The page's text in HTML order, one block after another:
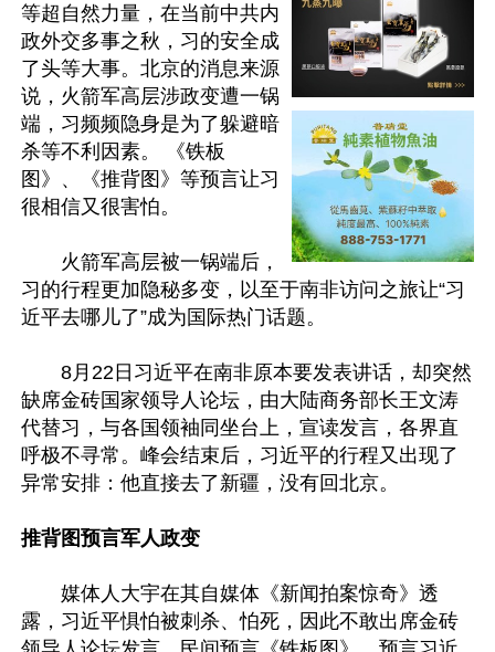
等超自然力量，在当前中共内
政外交多事之秋，习的安全成
了头等大事。北京的消息来源
说，火箭军高层涉政变遭一锅
端，习频频隐身是为了躲避暗
杀等不利因素。 《铁板
图》、《推背图》等预言让习
很相信又很害怕。
火箭军高层被一锅端后，
习的行程更加隐秘多变，以至于南非访问之旅让“习
近平去哪儿了”成为国际热门话题。
8月22日习近平在南非原本要发表讲话，却突然
缺席金砖国家领导人论坛，由大陆商务部长王文涛
代替习，与各国领袖同坐台上，宣读发言，各界直
呼极不寻常。峰会结束后，习近平的行程又出现了
异常安排：他直接去了新疆，没有回北京。
推背图预言军人政变
媒体人大宇在其自媒体《新闻拍案惊奇》透
露，习近平惧怕被刺杀、怕死，因此不敢出席金砖